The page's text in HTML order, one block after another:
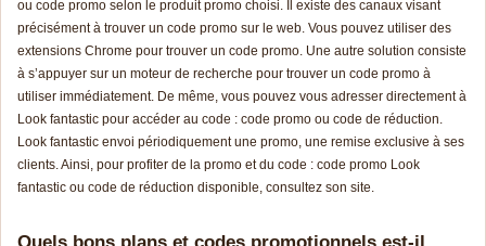
ou code promo selon le produit promo choisi. Il existe des canaux visant
précisément à trouver un code promo sur le web. Vous pouvez utiliser des
extensions Chrome pour trouver un code promo. Une autre solution consiste
à s’appuyer sur un moteur de recherche pour trouver un code promo à
utiliser immédiatement. De même, vous pouvez vous adresser directement à
Look fantastic pour accéder au code : code promo ou code de réduction.
Look fantastic envoi périodiquement une promo, une remise exclusive à ses
clients. Ainsi, pour profiter de la promo et du code : code promo Look
fantastic ou code de réduction disponible, consultez son site.